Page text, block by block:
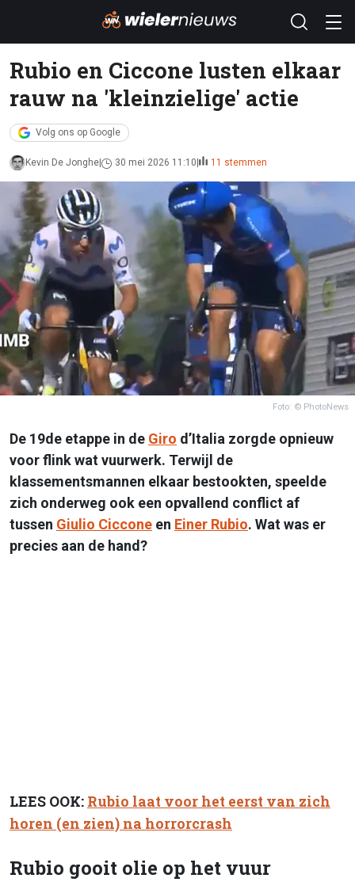
Rubio en Ciccone lusten elkaar
rauw na 'kleinzielige' actie
Volg ons op Google
Kevin De Jonghe 30 mei 2026 11:10 11 stemmen
Foto: © PhotoNews
De 19de etappe in de Giro d’Italia zorgde opnieuw
voor flink wat vuurwerk. Terwijl de
klassementsmannen elkaar bestookten, speelde
zich onderweg ook een opvallend conflict af
tussen Giulio Ciccone en Einer Rubio. Wat was er
precies aan de hand?
LEES OOK: Rubio laat voor het eerst van zich
horen (en zien) na horrorcrash
Rubio gooit olie op het vuur